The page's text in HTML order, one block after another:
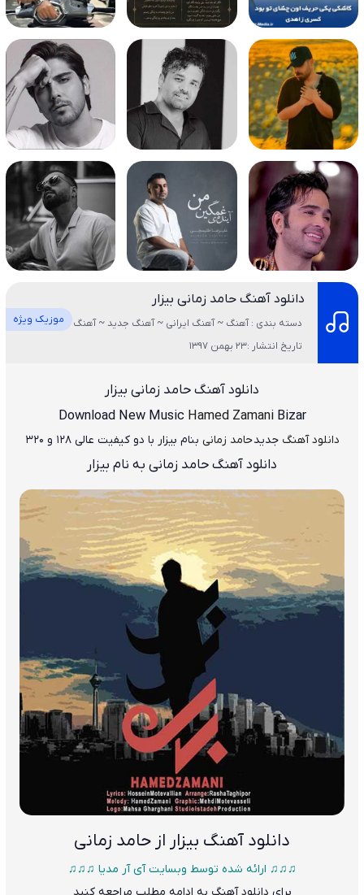
دانلود آهنگ حامد زمانی بیزار
موزیک ویژه
دسته بندی : آهنگ ~ آهنگ ایرانی ~ آهنگ جدید ~ آهنگ غمگین ~ ویژه
تاریخ انتشار :23 بهمن 1397
دانلود آهنگ حامد زمانی بیزار
Download New Music Hamed ZamaniBizar
دانلود آهنگ جدیدحامد زمانی بنام بیزار با دو کیفیت عالی ۱۲۸ و ۳۲۰
دانلود آهنگ حامد زمانی به نام بیزار
دانلود آهنگ بیزار از حامد زمانی
♫♫♫ ارائه شده توسط وبسایت آی آر مدیا ♫♫♫